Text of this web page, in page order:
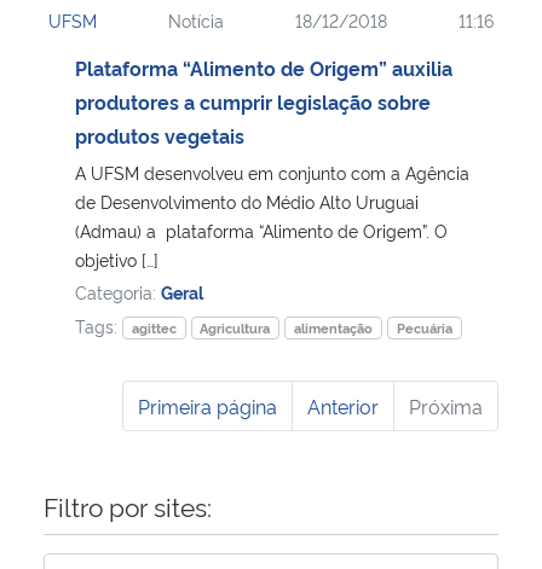
Ministério da Cidadania
Ministério de Minas e Energia
Ministério da Ciência, Tecnologia, Inovações e Comunicações
Ministério do Meio Ambiente
Ministério do Turismo
Ministério do Desenvolvimento Regional
Ministério da Mulher, da Família e dos Direitos Humanos
UFSM Notícia 18/12/2018 11:16
Plataforma “Alimento de Origem” auxilia
produtores a cumprir legislação sobre
produtos vegetais
A UFSM desenvolveu em conjunto com a Agência
de Desenvolvimento do Médio Alto Uruguai
(Admau) a plataforma “Alimento de Origem”. O
objetivo […]
Categoria: Geral
Tags:
agittec Agricultura alimentação Pecuária
Primeira página Anterior Próxima
Filtro por sites: